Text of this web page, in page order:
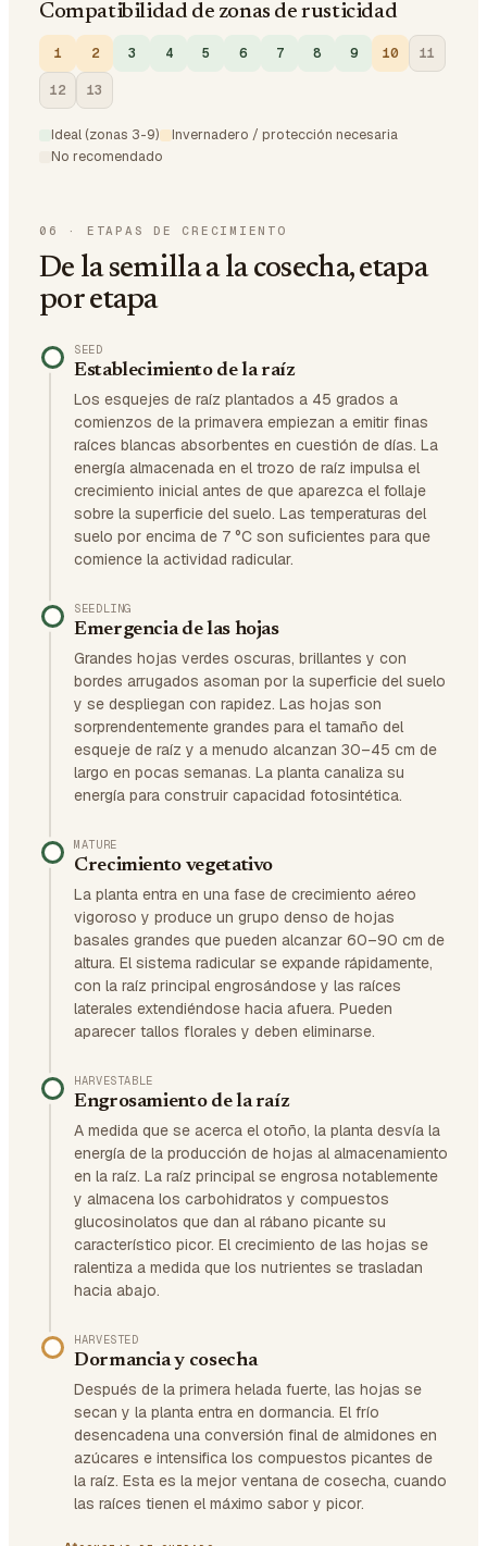
Compatibilidad de zonas de rusticidad
1 2 3 4 5 6 7 8 9 10 11
12 13
Ideal (zonas 3-9)
Invernadero / protección necesaria
No recomendado
06 · ETAPAS DE CRECIMIENTO
De la semilla a la cosecha, etapa
por etapa
SEED
Establecimiento de la raíz
Los esquejes de raíz plantados a 45 grados a
comienzos de la primavera empiezan a emitir finas
raíces blancas absorbentes en cuestión de días. La
energía almacenada en el trozo de raíz impulsa el
crecimiento inicial antes de que aparezca el follaje
sobre la superficie del suelo. Las temperaturas del
suelo por encima de 7 °C son suficientes para que
comience la actividad radicular.
SEEDLING
Emergencia de las hojas
Grandes hojas verdes oscuras, brillantes y con
bordes arrugados asoman por la superficie del suelo
y se despliegan con rapidez. Las hojas son
sorprendentemente grandes para el tamaño del
esqueje de raíz y a menudo alcanzan 30–45 cm de
largo en pocas semanas. La planta canaliza su
energía para construir capacidad fotosintética.
MATURE
Crecimiento vegetativo
La planta entra en una fase de crecimiento aéreo
vigoroso y produce un grupo denso de hojas
basales grandes que pueden alcanzar 60–90 cm de
altura. El sistema radicular se expande rápidamente,
con la raíz principal engrosándose y las raíces
laterales extendiéndose hacia afuera. Pueden
aparecer tallos florales y deben eliminarse.
HARVESTABLE
Engrosamiento de la raíz
A medida que se acerca el otoño, la planta desvía la
energía de la producción de hojas al almacenamiento
en la raíz. La raíz principal se engrosa notablemente
y almacena los carbohidratos y compuestos
glucosinolatos que dan al rábano picante su
característico picor. El crecimiento de las hojas se
ralentiza a medida que los nutrientes se trasladan
hacia abajo.
HARVESTED
Dormancia y cosecha
Después de la primera helada fuerte, las hojas se
secan y la planta entra en dormancia. El frío
desencadena una conversión final de almidones en
azúcares e intensifica los compuestos picantes de
la raíz. Esta es la mejor ventana de cosecha, cuando
las raíces tienen el máximo sabor y picor.